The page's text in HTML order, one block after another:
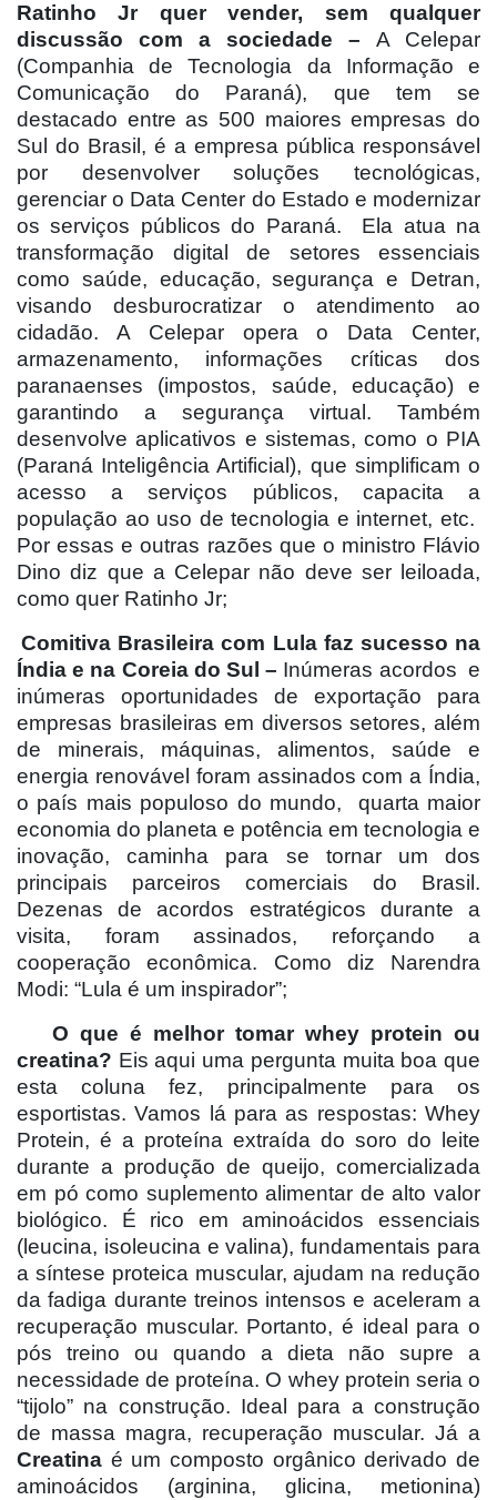
Ratinho Jr quer vender, sem qualquer
discussão com a sociedade – A Celepar
(Companhia de Tecnologia da Informação e
Comunicação do Paraná), que tem se
destacado entre as 500 maiores empresas do
Sul do Brasil, é a empresa pública responsável
por desenvolver soluções tecnológicas,
gerenciar o Data Center do Estado e modernizar
os serviços públicos do Paraná.
Ela atua na
transformação digital de setores essenciais
como saúde, educação, segurança e Detran,
visando desburocratizar o atendimento ao
cidadão. A Celepar opera o Data Center,
armazenamento, informações críticas dos
paranaenses (impostos, saúde, educação) e
garantindo a segurança virtual. Também
desenvolve aplicativos e sistemas, como o PIA
(Paraná Inteligência Artificial), que simplificam o
acesso a serviços públicos, capacita a
população ao uso de tecnologia e internet, etc.
Por essas e outras razões que o ministro Flávio
Dino diz que a Celepar não deve ser leiloada,
como quer Ratinho Jr;
Comitiva Brasileira com Lula faz sucesso na
Índia e na Coreia do Sul – Inúmeras acordos e
inúmeras oportunidades de exportação para
empresas brasileiras em diversos setores, além
de minerais, máquinas, alimentos, saúde e
energia renovável foram assinados com a Índia,
o país mais populoso do mundo,
quarta maior
economia do planeta e potência em tecnologia e
inovação, caminha para se tornar um dos
principais parceiros comerciais do Brasil.
Dezenas de acordos estratégicos durante a
visita, foram assinados, reforçando a
cooperação econômica. Como diz Narendra
Modi: “Lula é um inspirador”;
O que é melhor tomar whey protein ou
creatina? Eis aqui uma pergunta muita boa que
esta coluna fez, principalmente para os
esportistas. Vamos lá para as respostas: Whey
Protein, é a proteína extraída do soro do leite
durante a produção de queijo, comercializada
em pó como suplemento alimentar de alto valor
biológico. É rico em aminoácidos essenciais
(leucina, isoleucina e valina), fundamentais para
a síntese proteica muscular, ajudam na redução
da fadiga durante treinos intensos e aceleram a
recuperação muscular. Portanto, é ideal para o
pós treino ou quando a dieta não supre a
necessidade de proteína. O whey protein seria o
“tijolo” na construção. Ideal para a construção
de massa magra, recuperação muscular. Já a
Creatina é um composto orgânico derivado de
aminoácidos (arginina, glicina, metionina)